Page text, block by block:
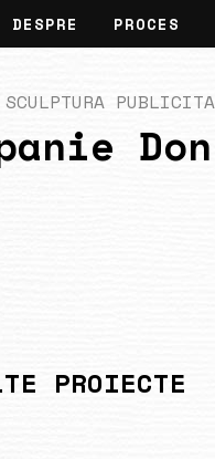
DESPRE PROCES
SCULPTURA
PROIECTE